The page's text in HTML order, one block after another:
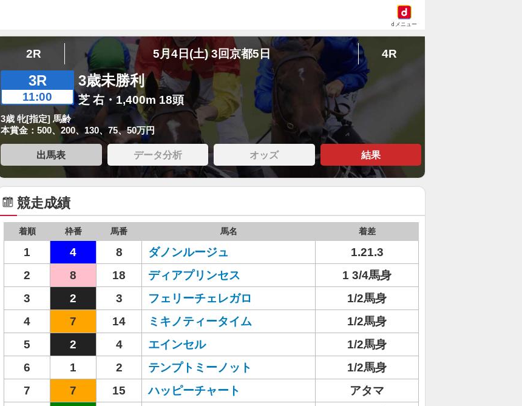
dメニュー
2R 5月4日(土) 3回京都5日 4R
3R
11:00
3歳未勝利
芝 右・1,400m 18頭
3歳 牝[指定] 馬齢
本賞金：500、200、130、75、50万円
出馬表 データ分析 オッズ 結果
競走成績
着順 枠番 馬番 馬名 着差
1 4 8 ダノンルージュ
1.21.3
2
8 18 ディアプリンセス
1 3/4馬身
3
2 3 フェリーチェレガロ
1/2馬身
4
7 14 ミキノティータイム
1/2馬身
5
2 4 エインセル
1/2馬身
6
1 2 テンプトミーノット
1/2馬身
7
7 15 ハッピーチャート
アタマ